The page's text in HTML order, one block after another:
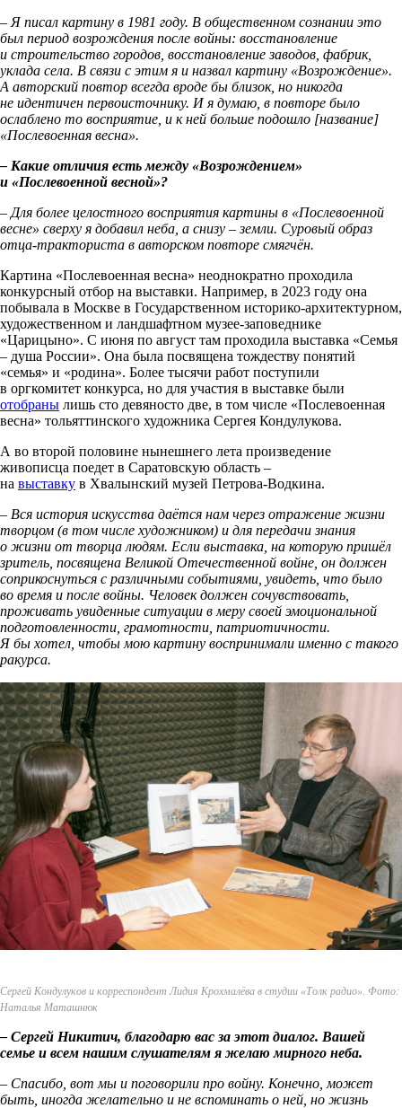
– Я писал картину в 1981 году. В общественном сознании это
был период возрождения после войны: восстановление
и строительство городов, восстановление заводов, фабрик,
уклада села. В связи с этим я и назвал картину «Возрождение».
А авторский повтор всегда вроде бы близок, но никогда
не идентичен первоисточнику. И я думаю, в повторе было
ослаблено то восприятие, и к ней больше подошло [название]
«Послевоенная весна».
– Какие отличия есть между «Возрождением»
и «Послевоенной весной»?
– Для более целостного восприятия картины в «Послевоенной
весне» сверху я добавил неба, а снизу – земли. Суровый образ
отца-тракториста в авторском повторе смягчён.
Картина «Послевоенная весна» неоднократно проходила
конкурсный отбор на выставки. Например, в 2023 году она
побывала в Москве в Государственном историко-архитектурном,
художественном и ландшафтном музее-заповеднике
«Царицыно». С июня по август там проходила выставка «Семья
– душа России». Она была посвящена тождеству понятий
«семья» и «родина». Более тысячи работ поступили
в оргкомитет конкурса, но для участия в выставке были
отобраны лишь сто девяносто две, в том числе «Послевоенная
весна» тольяттинского художника Сергея Кондулукова.
А во второй половине нынешнего лета произведение
живописца поедет в Саратовскую область –
на выставку в Хвалынский музей Петрова-Водкина.
– Вся история искусства даётся нам через отражение жизни
творцом (в том числе художником) и для передачи знания
о жизни от творца людям. Если выставка, на которую пришёл
зритель, посвящена Великой Отечественной войне, он должен
соприкоснуться с различными событиями, увидеть, что было
во время и после войны. Человек должен сочувствовать,
проживать увиденные ситуации в меру своей эмоциональной
подготовленности, грамотности, патриотичности.
Я бы хотел, чтобы мою картину воспринимали именно с такого
ракурса.
Сергей Кондулуков и корреспондент Лидия Крохмалёва в студии «Толк радио». Фото:
Наталья Маташнюк
– Сергей Никитич, благодарю вас за этот диалог. Вашей
семье и всем нашим слушателям я желаю мирного неба.
– Спасибо, вот мы и поговорили про войну. Конечно, может
быть, иногда желательно и не вспоминать о ней, но жизнь